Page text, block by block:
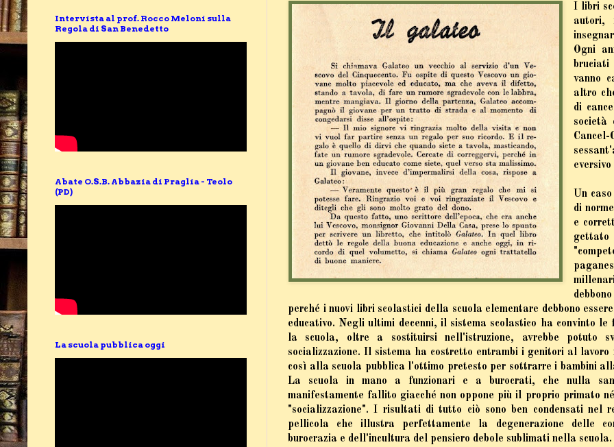
I libri
autori,
Ogni
vanno
altro
di
società
Cancel-
Un
di
e
perché i nuovi libri scolastici della scuola elementare debbono
educativo. Negli ultimi decenni, il sistema scolastico ha convinto
la scuola, oltre a sostituirsi nell'istruzione, avrebbe potuto
socializzazione. Il sistema ha costretto entrambi i genitori al
così alla scuola pubblica l'ottimo pretesto per sottrarre i bambini
La scuola in mano a funzionari e a burocrati, che nulla
manifestamente fallito giacché non oppone più il proprio primato
"socializzazione". I risultati di tutto ciò sono ben condensati nel
pellicola che illustra perfettamente la degenerazione delle
burocrazia e dell'incultura del pensiero debole sublimati nella scuola.
Intervista al prof. Rocco Meloni sulla
Regola di San Benedetto
Abate O.S.B. Abbazia di Praglia - Teolo
(PD)
La scuola pubblica oggi